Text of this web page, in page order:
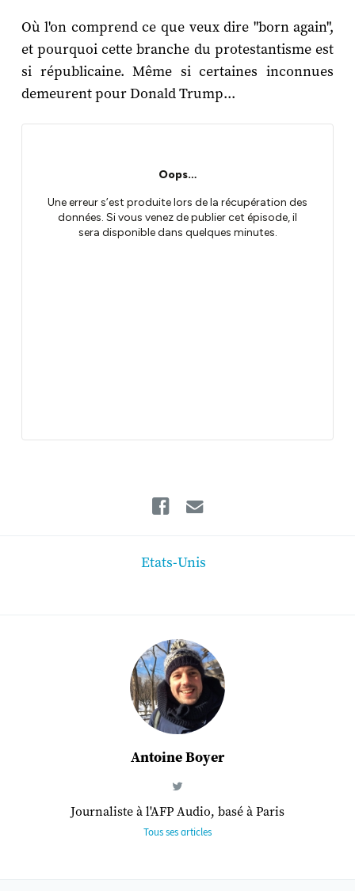
Où l'on comprend ce que veux dire "born again",
et pourquoi cette branche du protestantisme est
si républicaine. Même si certaines inconnues
demeurent pour Donald Trump...
Facebook
Etats-Unis
Antoine Boyer
Journaliste à l'AFP Audio, basé à Paris
Tous ses articles